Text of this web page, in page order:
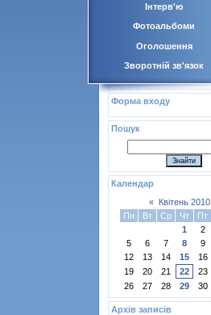
Інтерв'ю
Фотоальбоми
Оголошення
Зворотній зв'язок
Форма входу
Пошук
Календар
«
Квітень 2010
Пн
Вт Ср Чт Пт
1
2
5
6 7 8 9
12
13 14 15 16
19
20 21 22 23
26
27 28 29 30
Архів записів